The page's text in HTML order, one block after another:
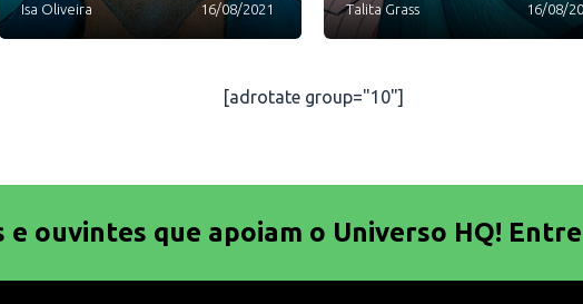
Isa Oliveira 16/08/2021 Talita Grass 16/08/
[adrotate group="10"]
e ouvintes que apoiam o Universo HQ!